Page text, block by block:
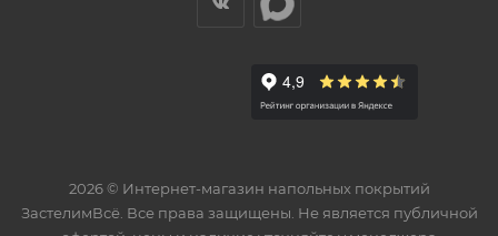
2026 © Интернет-магазин напольных покрытий
ЗастелимВсё. Все права защищены. Не является публичной